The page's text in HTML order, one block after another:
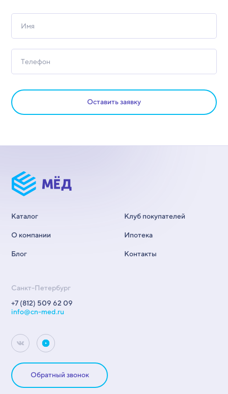
Оставить заявку
Каталог
О компании
Блог
Клуб покупателей
Ипотека
Контакты
Санкт-Петербург
+7 (812) 509 62 09
info@cn-med.ru
Обратный звонок